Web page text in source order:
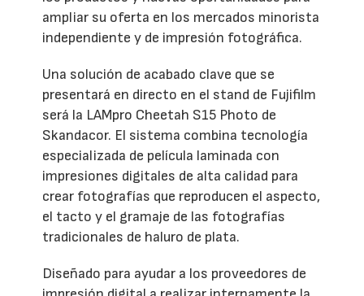
ampliar su oferta en los mercados minorista
independiente y de impresión fotográfica.
Una solución de acabado clave que se
presentará en directo en el stand de Fujifilm
será la LAMpro Cheetah S15 Photo de
Skandacor. El sistema combina tecnología
especializada de película laminada con
impresiones digitales de alta calidad para
crear fotografías que reproducen el aspecto,
el tacto y el gramaje de las fotografías
tradicionales de haluro de plata.
Diseñado para ayudar a los proveedores de